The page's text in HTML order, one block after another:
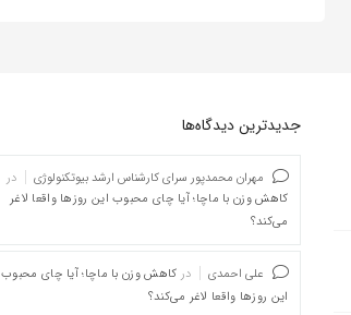
جدیدترین دیدگاه‌‌ها
مهران محمدپور سرای کارشناس ارشد بیوتکنولوژی
در
کاهش وزن با ماچا؛ آیا چای محبوب این روزها واقعا لاغر
می‌کند؟
علی احمدی در کاهش وزن با ماچا؛ آیا چای محبوب
این روزها واقعا لاغر می‌کند؟